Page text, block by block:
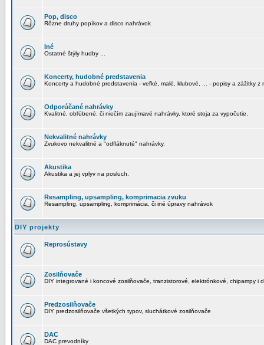
Pop, disco
Rôzne druhy popíkov a disco nahrávok
Iné
Ostatné štýly hudby ...
Koncerty, hudobné predstavenia
Koncerty a hudobné predstavenia - veľké, malé, klubové, ... - popisy a zážitky z
Odporúčané nahrávky
Kvalitné, obľúbené, či niečím zaujímavé nahrávky, ktoré stoja za vypočutie.
Nekvalitné nahrávky
Zvukovo nekvalitné a "odfláknuté" nahrávky.
Akustika
Akustika a jej vplyv na posluch.
Resampling, upsampling, komprimacia zvuku
Resampling, upsampling, komprimácia, či iné úpravy nahrávok
DIY projekty
Reprosústavy
Zosilňovače
DIY integrované i koncové zosilňovače, tranzistorové, elektrónkové, chipampy i
Predzosilňovače
DIY predzosilňovače všetkých typov, sluchátkové zosilňovače
DAC
DAC prevodníky